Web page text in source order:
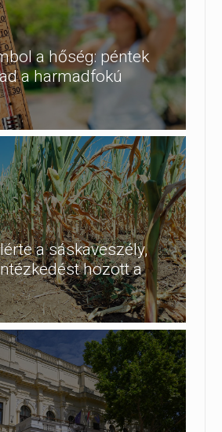
a hőség: péntek
a harmadfokú
a sáskaveszély,
hozott a